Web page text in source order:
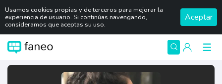
Usamos cookies propias y de terceros para mejorar la
experiencia de usuario. Si continúas navengando,
consideramos que aceptas su uso.
Aceptar